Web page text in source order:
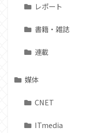
レポート
書籍・雑誌
連載
媒体
CNET
ITmedia